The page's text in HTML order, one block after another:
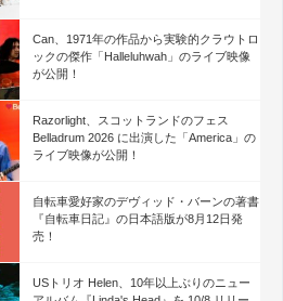
Can、1971年の作品から実験的クラウトロ
ックの傑作「Halleluhwah」のライブ映像
が公開！
Razorlight、スコットランドのフェス
Belladrum 2026 に出演した「America」の
ライブ映像が公開！
自転車愛好家のデヴィッド・バーンの著書
『自転車日記』の日本語版が8月12日発
売！
USトリオ Helen、10年以上ぶりのニュー